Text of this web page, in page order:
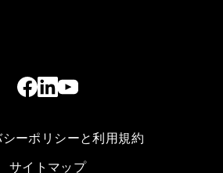
ーポリシーと利用規約
サイトマップ